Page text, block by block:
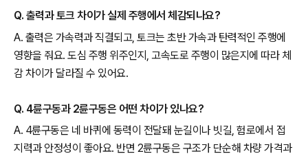
Q. 출력과 토크 차이가 실제 주행에서 체감되나요?
A. 출력은 가속력과 직결되고, 토크는 초반 가속과 탄력적인 주행에
영향을 줘요. 도심 주행 위주인지, 고속도로 주행이 많은지에 따라 체
감 차이가 달라질 수 있어요.
Q. 4륜구동과 2륜구동은 어떤 차이가 있나요?
A. 4륜구동은 네 바퀴에 동력이 전달돼 눈길이나 빗길, 험로에서 접
지력과 안정성이 좋아요. 반면 2륜구동은 구조가 단순해 차량 가격과